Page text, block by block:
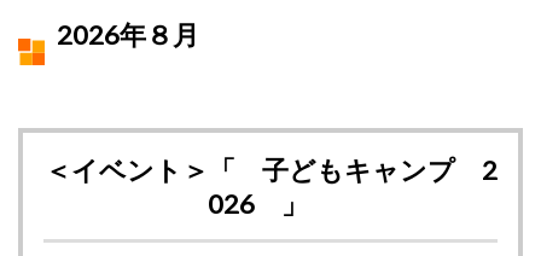
2026年８月
＜イベント＞「 子どもキャンプ 2
026 」